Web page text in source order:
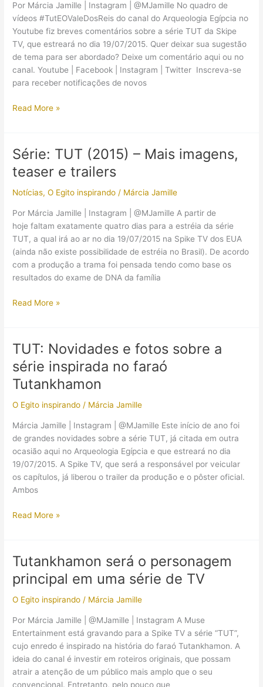
Por Márcia Jamille | Instagram | @MJamille No quadro de
vídeos #TutEOValeDosReis do canal do Arqueologia Egípcia no
Youtube fiz breves comentários sobre a série TUT da Skipe
TV, que estreará no dia 19/07/2015. Quer deixar sua sugestão
de tema para ser abordado? Deixe um comentário aqui ou no
canal. Youtube | Facebook | Instagram | Twitter Inscreva-se
para receber notificações de novos
(Vídeo)
série
da
Spike
inspirada
em
Tutankhamon
Read More »
Série: TUT (2015) – Mais imagens,
teaser e trailers
Notícias,O Egito inspirando / Márcia Jamille
Por Márcia Jamille | Instagram | @MJamille A partir de
hoje faltam exatamente quatro dias para a estréia da série
TUT, a qual irá ao ar no dia 19/07/2015 na Spike TV dos EUA
(ainda não existe possibilidade de estréia no Brasil). De acordo
com a produção a trama foi pensada tendo como base os
resultados do exame de DNA da família
Série:
Mais
imagens,
teaser
trailers
Read More »
TUT: Novidades e fotos sobre a
série inspirada no faraó
Tutankhamon
O Egito inspirando / Márcia Jamille
Márcia Jamille | Instagram | @MJamille Este início de ano foi
de grandes novidades sobre a série TUT, já citada em outra
ocasião aqui no Arqueologia Egípcia e que estreará no dia
19/07/2015. A Spike TV, que será a responsável por veicular
os capítulos, já liberou o trailer da produção e o pôster oficial.
Ambos
TUT:
sobre
a
inspirada
no
faraó
Tutankhamon
Read More »
Tutankhamon será o personagem
principal em uma série de TV
O Egito inspirando / Márcia Jamille
Por Márcia Jamille | @MJamille | Instagram A Muse
Entertainment está gravando para a Spike TV a série “TUT”,
cujo enredo é inspirado na história do faraó Tutankhamon. A
ideia do canal é investir em roteiros originais, que possam
atrair a atenção de um público mais amplo que o seu
convencional. Entretanto, pelo pouco que